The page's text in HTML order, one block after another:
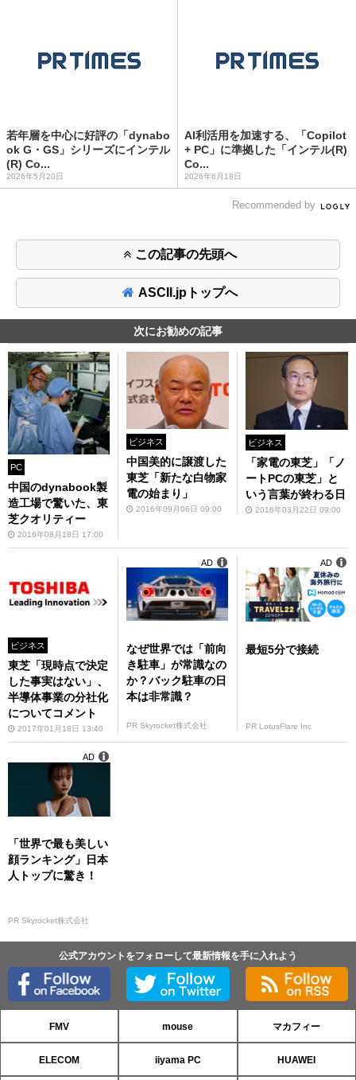
若年層を中心に好評の「dynabo
ok G・GS」シリーズにインテル
(R) Co...
2026年5月20日
AI利活用を加速する、「Copilot
+ PC」に準拠した「インテル(R)
Co...
2026年6月18日
Recommended by
この記事の先頭へ
ASCII.jpトップへ
次にお勧めの記事
PC
中国のdynabook製
造工場で驚いた、東
芝クオリティー
2016年08月18日 17:00
ビジネス
中国美的に譲渡した
東芝「新たな白物家
電の始まり」
2016年09月06日 09:00
ビジネス
「家電の東芝」「ノ
ートPCの東芝」と
いう言葉が終わる日
2016年03月22日 09:00
ビジネス
東芝「現時点で決定
した事実はない」、
半導体事業の分社化
についてコメント
2017年01月18日 13:40
なぜ世界では「前向
き駐車」が常識なの
か？バック駐車の日
本は非常識？
PR Skyrocket株式会社
AD
最短5分で接続
PR LotusFlare Inc
AD
「世界で最も美しい
顔ランキング」日本
人トップに驚き！
PR Skyrocket株式会社
AD
公式アカウントをフォローして最新情報を手に入れよう
FMV mouse マカフィー
ELECOM iiyama PC HUAWEI